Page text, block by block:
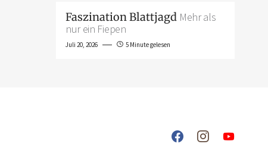
Faszination Blattjagd Mehr als
nur ein Fiepen
Juli 20, 2026 5 Minute gelesen